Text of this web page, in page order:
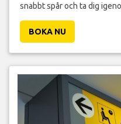
snabbt spår och ta dig
BOKA NU